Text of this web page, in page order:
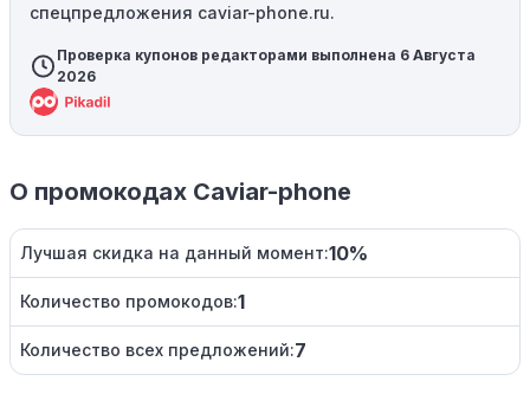
спецпредложения caviar-phone.ru.
Проверка купонов редакторами выполнена 6 Августа
2026
О промокодах Caviar-phone
Лучшая скидка на данный момент:10%
Количество промокодов:1
Количество всех предложений:7